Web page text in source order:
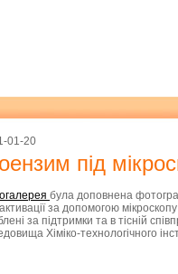
01-20
під
була доповнена
за допомогою
за підтримки та в тісній
Хіміко-технологічного